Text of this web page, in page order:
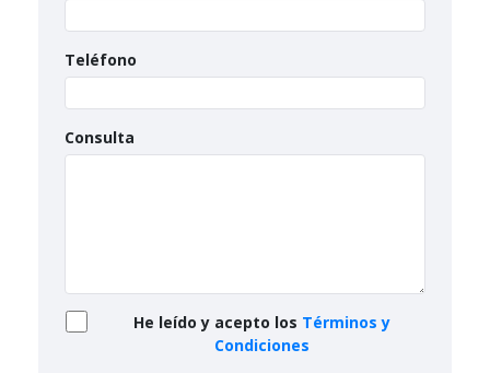
Teléfono
Consulta
He leído y acepto los Términos y
Condiciones